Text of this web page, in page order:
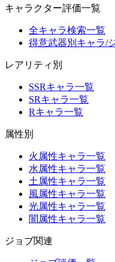
キャラクター評価一覧
全キャラ検索一覧
得意武器別キャラ/
レアリティ別
SSRキャラ一覧
SRキャラ一覧
Rキャラ一覧
属性別
火属性キャラ一覧
水属性キャラ一覧
土属性キャラ一覧
風属性キャラ一覧
光属性キャラ一覧
闇属性キャラ一覧
ジョブ関連